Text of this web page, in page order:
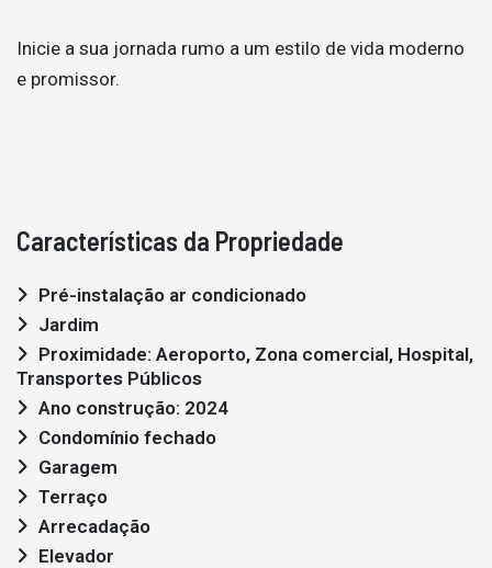
Inicie a sua jornada rumo a um estilo de vida moderno
e promissor.
Características da Propriedade
Pré-instalação ar condicionado
Jardim
Transportes Públicos
Ano construção: 2024
Condomínio fechado
Garagem
Terraço
Arrecadação
Elevador